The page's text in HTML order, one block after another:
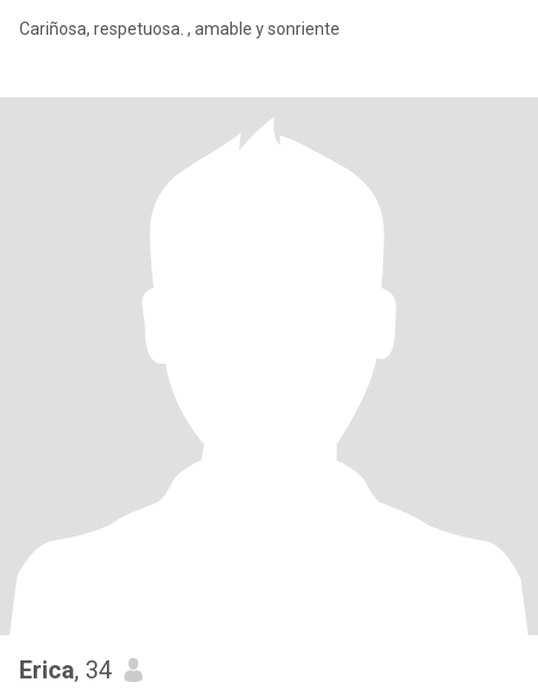
Cariñosa, respetuosa. , amable y sonriente
Erica, 34